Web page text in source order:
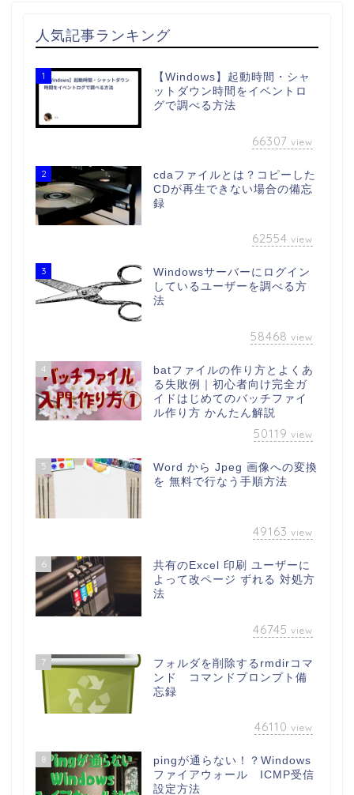
人気記事ランキング
1
【Windows】起動時間・シャ
ットダウン時間をイベントロ
グで調べる方法
66307 view
2
cdaファイルとは？コピーした
CDが再生できない場合の備忘
録
62554 view
3
Windowsサーバーにログイン
しているユーザーを調べる方
法
58468 view
4
batファイルの作り方とよくあ
る失敗例｜初心者向け完全ガ
イドはじめてのバッチファイ
ル作り方 かんたん解説
50119 view
5
Word から Jpeg 画像への変換
を 無料で行なう手順方法
49163 view
6
共有のExcel 印刷 ユーザーに
よって改ページ ずれる 対処方
法
46745 view
7
フォルダを削除するrmdirコマ
ンド コマンドプロンプト備
忘録
46110 view
8
pingが通らない！？Windows
ファイアウォール ICMP受信
設定方法